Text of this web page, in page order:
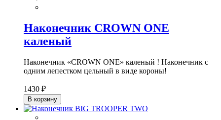
Наконечник CROWN ONE
каленый
Наконечник «CROWN ONE» каленый ! Наконечник с
одним лепестком цельный в виде короны!
1430 ₽
В корзину